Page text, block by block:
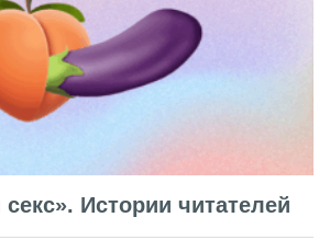
Истории читателей